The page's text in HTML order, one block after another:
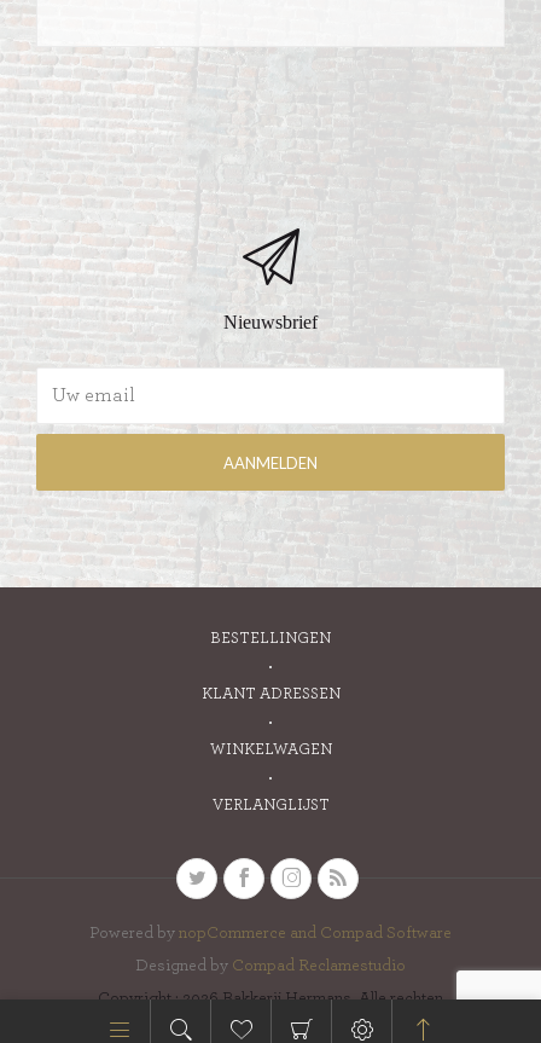
Nieuwsbrief
BESTELLINGEN
KLANT ADRESSEN
WINKELWAGEN
VERLANGLIJST
Powered by nopCommerce and Compad Software
Designed by Compad Reclamestudio
Copyright ; 2026 Bakkerij Hermans. Alle rechten
voorbehouden.